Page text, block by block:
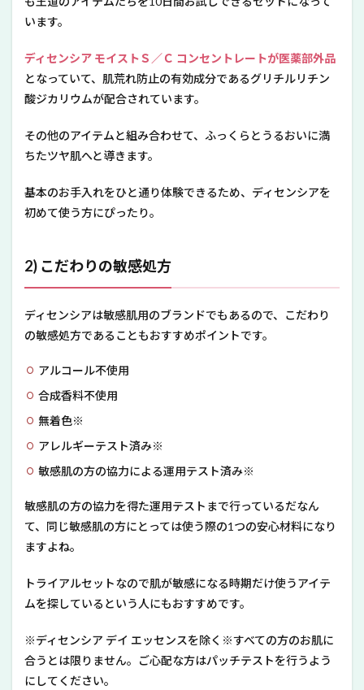
います。
ディセンシア モイストＳ／Ｃ コンセントレートが医薬部外品
となっていて、肌荒れ防止の有効成分であるグリチルリチン
酸ジカリウムが配合されています。
その他のアイテムと組み合わせて、ふっくらとうるおいに満
ちたツヤ肌へと導きます。
基本のお手入れをひと通り体験できるため、ディセンシアを
初めて使う方にぴったり。
2) こだわりの敏感処方
ディセンシアは敏感肌用のブランドでもあるので、こだわり
の敏感処方であることもおすすめポイントです。
アルコール不使用
合成香料不使用
無着色※
アレルギーテスト済み※
敏感肌の方の協力による運用テスト済み※
敏感肌の方の協力を得た運用テストまで行っているだなん
て、同じ敏感肌の方にとっては使う際の1つの安心材料になり
ますよね。
トライアルセットなので肌が敏感になる時期だけ使うアイテ
ムを探しているという人にもおすすめです。
※ディセンシア デイ エッセンスを除く※すべての方のお肌に
合うとは限りません。ご心配な方はパッチテストを行うよう
にしてください。